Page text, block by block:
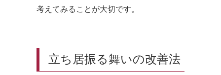
考えてみることが大切です。
立ち居振る舞いの改善法